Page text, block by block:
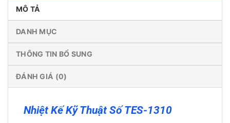
MÔ TẢ
DANH MỤC
THÔNG TIN BỔ SUNG
ĐÁNH GIÁ (0)
Nhiệt Kế Kỹ Thuật Số TES-1310